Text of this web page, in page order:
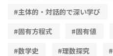
主体的・対話的で深い学び
固有方程式
固有値
数学史
理数探究